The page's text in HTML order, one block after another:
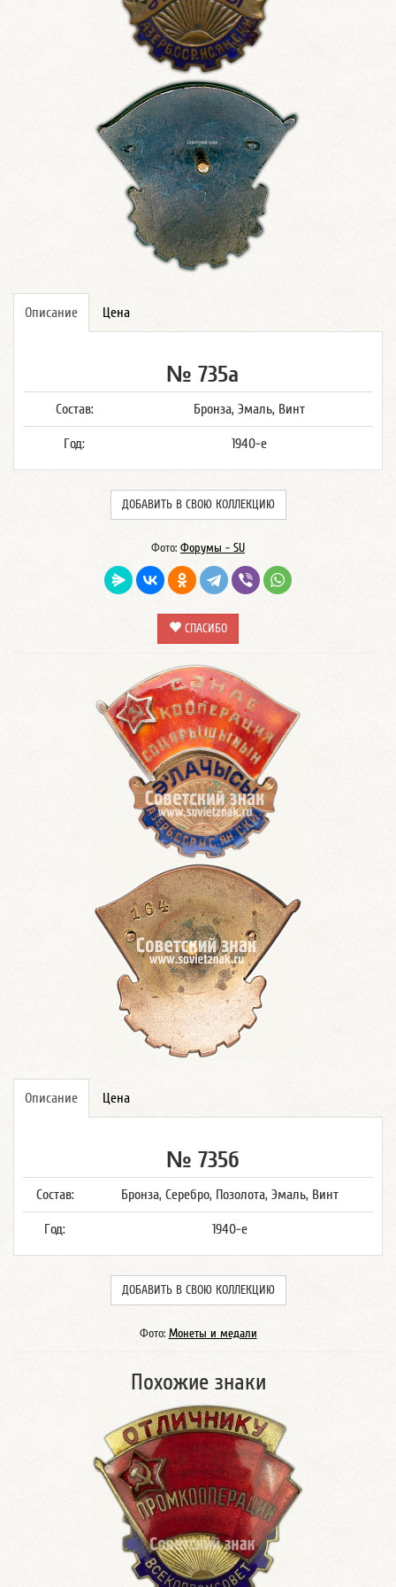
Описание Цена
№ 735а
Состав: Бронза, Эмаль, Винт
Год: 1940-е
ДОБАВИТЬ В СВОЮ КОЛЛЕКЦИЮ
Фото: Форумы - SU
СПАСИБО
Описание Цена
№ 735б
Состав: Бронза, Серебро, Позолота, Эмаль, Винт
Год: 1940-е
ДОБАВИТЬ В СВОЮ КОЛЛЕКЦИЮ
Фото: Монеты и медали
Похожие знаки